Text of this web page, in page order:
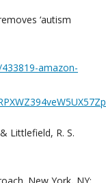
‘autism
amazon-
Littlefield, R. S.